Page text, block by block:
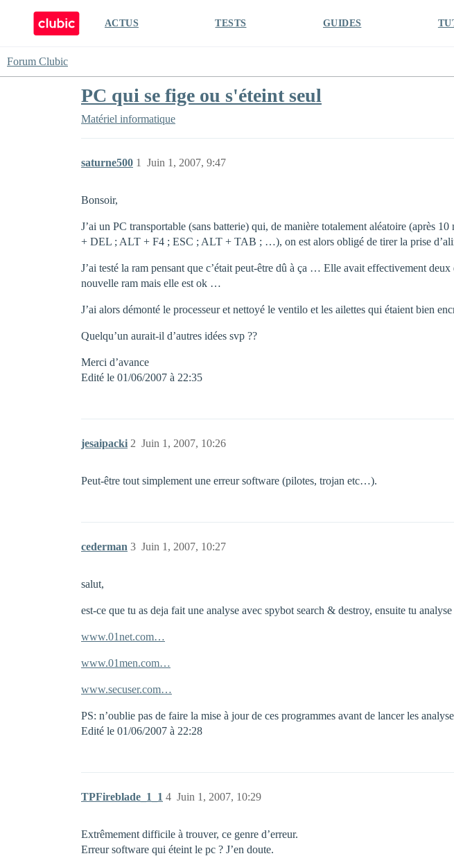
ACTUS TESTS GUIDES
Forum Clubic
PC qui se fige ou s'éteint seul
Matériel informatique
saturne500 Juin 1, 2007, 9:47
1
Bonsoir,
J’ai un PC transportable (sans batterie) qui, de manière totalement aléatoire (après
+ DEL ; ALT + F4 ; ESC ; ALT + TAB ; …), on est alors obligé de tirer la prise
J’ai testé la ram pensant que c’était peut-être dû à ça … Elle avait effectivement
nouvelle ram mais elle est ok …
J’ai alors démonté le processeur et nettoyé le ventilo et les ailettes qui étaient bien
Quelqu’un aurait-il d’autres idées svp ??
Merci d’avance
Edité le 01/06/2007 à 22:35
jesaipacki Juin 1, 2007, 10:26
2
Peut-être tout simplement une erreur software (pilotes, trojan etc…).
cederman Juin 1, 2007, 10:27
3
salut,
est-ce que tu as deja fait une analyse avec spybot search & destroy, ensuite tu
www.01net.com…
www.01men.com…
www.secuser.com…
PS: n’oublie pas de faire la mise à jour de ces programmes avant de lancer les
Edité le 01/06/2007 à 22:28
TPFireblade_1_1 Juin 1, 2007, 10:29
4
Extrêmement difficile à trouver, ce genre d’erreur.
Erreur software qui éteint le pc ? J’en doute.